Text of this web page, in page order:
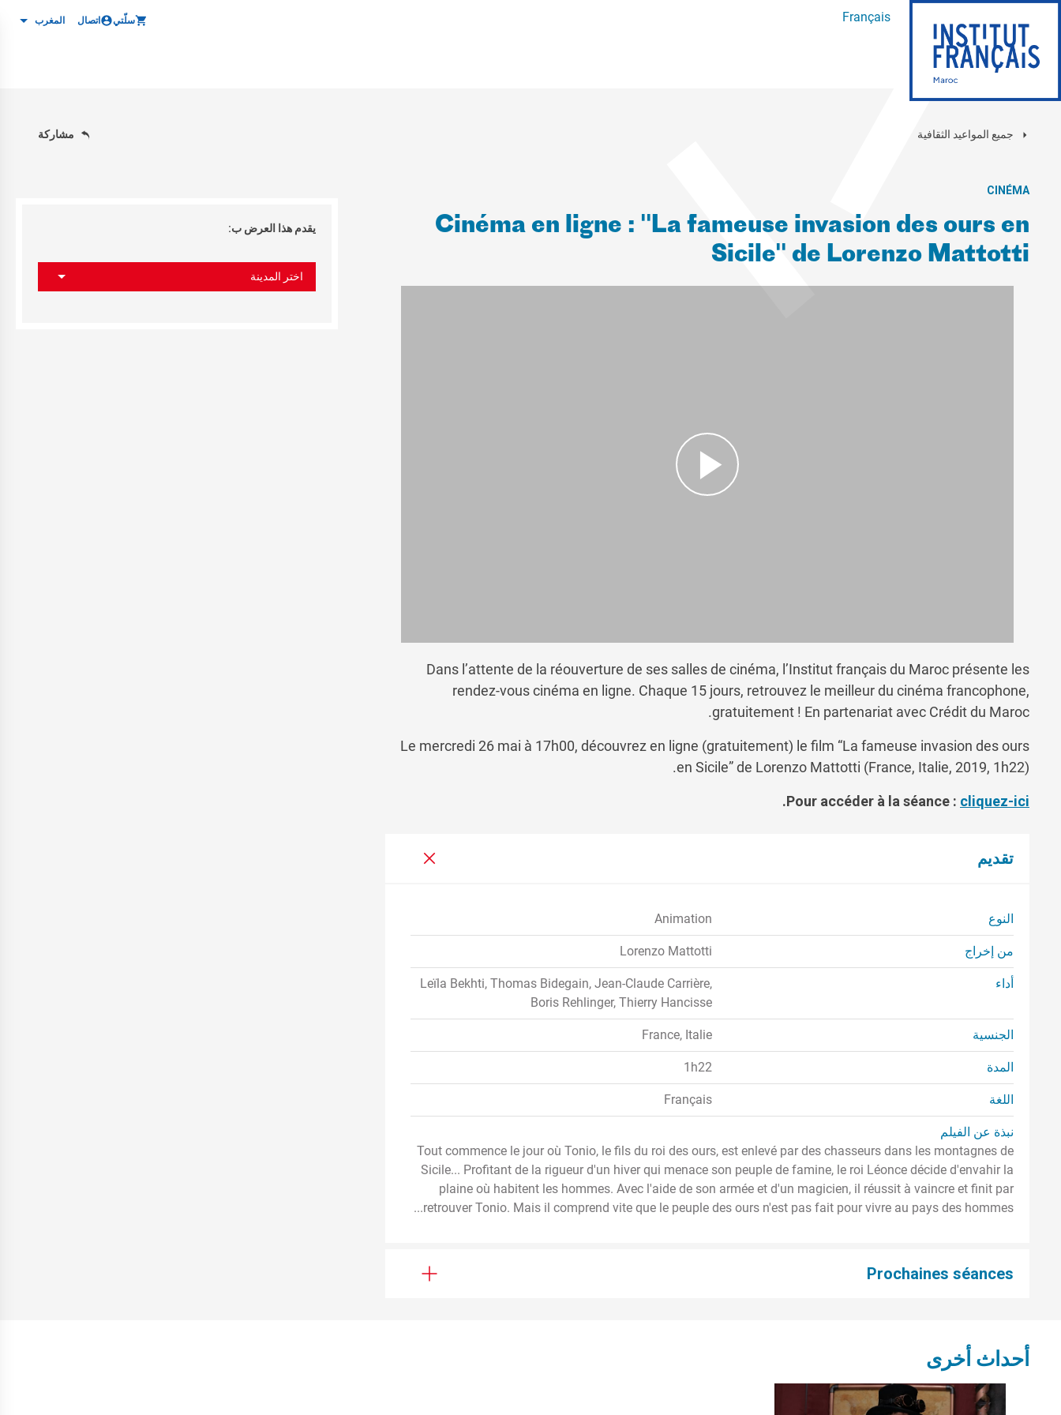
Français سلّتي اتصال المغرب
جميع المواعيد الثقافية مشاركة
CINÉMA
Cinéma en ligne : "La fameuse invasion des ours en
Sicile" de Lorenzo Mattotti
Dans l’attente de la réouverture de ses salles de cinéma, l’Institut français du Maroc présente les
rendez-vous cinéma en ligne. Chaque 15 jours, retrouvez le meilleur du cinéma francophone,
gratuitement ! En partenariat avec Crédit du Maroc.
Le mercredi 26 mai à 17h00, découvrez en ligne (gratuitement) le film “La fameuse invasion des ours
en Sicile” de Lorenzo Mattotti (France, Italie, 2019, 1h22).
Pour accéder à la séance : cliquez-ici
.
تقديم
النوع Animation
من إخراج Lorenzo Mattotti
أداء
Leïla Bekhti, Thomas Bidegain, Jean-Claude Carrière,
Boris Rehlinger, Thierry Hancisse
الجنسية France, Italie
المدة 1h22
اللغة Français
نبذة عن الفيلم
Tout commence le jour où Tonio, le fils du roi des ours, est enlevé par des chasseurs dans les montagnes de
Sicile... Profitant de la rigueur d'un hiver qui menace son peuple de famine, le roi Léonce décide d'envahir la
plaine où habitent les hommes. Avec l'aide de son armée et d'un magicien, il réussit à vaincre et finit par
retrouver Tonio. Mais il comprend vite que le peuple des ours n'est pas fait pour vivre au pays des hommes...
Prochaines séances
يقدم هذا العرض ب:
اختر المدينة
أحداث أخرى